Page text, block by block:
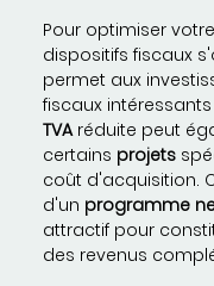
Pour optimiser votre
dispositifs fiscaux
permet aux
fiscaux
TVAréduite peut
certains projets
coût d'acquisition.
d'un programme
attractif pour
des revenus